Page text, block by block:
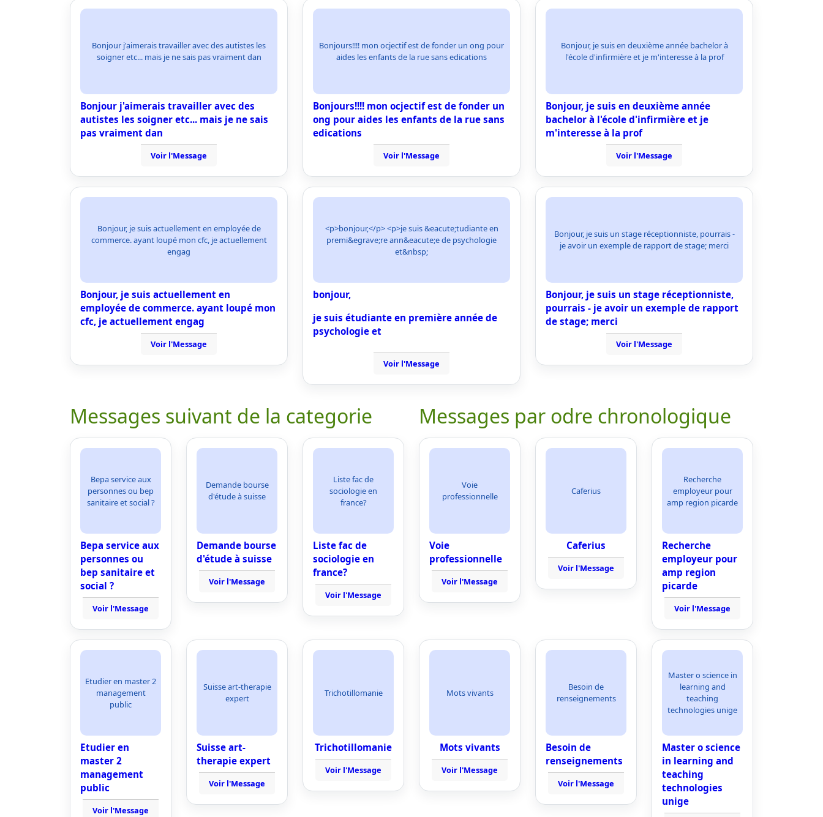
Bonjour j'aimerais travailler avec des autistes les
soigner etc... mais je ne sais pas vraiment dan
Bonjour j'aimerais travailler avec des
autistes les soigner etc... mais je ne sais
pas vraiment dan
Voir l'Message
Bonjours!!!! mon ocjectif est de fonder un ong pour
aides les enfants de la rue sans edications
Bonjours!!!! mon ocjectif est de fonder un
ong pour aides les enfants de la rue sans
edications
Voir l'Message
Bonjour, je suis en deuxième année bachelor à
l'école d'infirmière et je m'interesse à la prof
Bonjour, je suis en deuxième année
bachelor à l'école d'infirmière et je
m'interesse à la prof
Voir l'Message
Bonjour, je suis actuellement en employée de
commerce. ayant loupé mon cfc, je actuellement
engag
Bonjour, je suis actuellement en
employée de commerce. ayant loupé mon
cfc, je actuellement engag
Voir l'Message
<p>bonjour,</p> <p>je suis &eacute;tudiante en
premi&egrave;re ann&eacute;e de psychologie
et&nbsp;
bonjour,
je suis étudiante en première année de
psychologie et
Voir l'Message
Bonjour, je suis un stage réceptionniste, pourrais -
je avoir un exemple de rapport de stage; merci
Bonjour, je suis un stage réceptionniste,
pourrais - je avoir un exemple de rapport
de stage; merci
Voir l'Message
Messages suivant de la categorie
Bepa service aux
personnes ou bep
sanitaire et social ?
Bepa service aux
personnes ou
bep sanitaire et
social ?
Voir l'Message
Demande bourse
d'étude à suisse
Demande bourse
d'étude à suisse
Voir l'Message
Liste fac de
sociologie en
france?
Liste fac de
sociologie en
france?
Voir l'Message
Etudier en master 2
management
public
Etudier en
master 2
management
public
Voir l'Message
Suisse art-therapie
expert
Suisse art-
therapie expert
Voir l'Message
Trichotillomanie
Trichotillomanie
Voir l'Message
Messages par odre chronologique
Voie
professionnelle
Voie
professionnelle
Voir l'Message
Caferius
Caferius
Voir l'Message
Recherche
employeur pour
amp region picarde
Recherche
employeur pour
amp region
picarde
Voir l'Message
Mots vivants
Mots vivants
Voir l'Message
Besoin de
renseignements
Besoin de
renseignements
Voir l'Message
Master o science in
learning and
teaching
technologies unige
Master o science
in learning and
teaching
technologies
unige